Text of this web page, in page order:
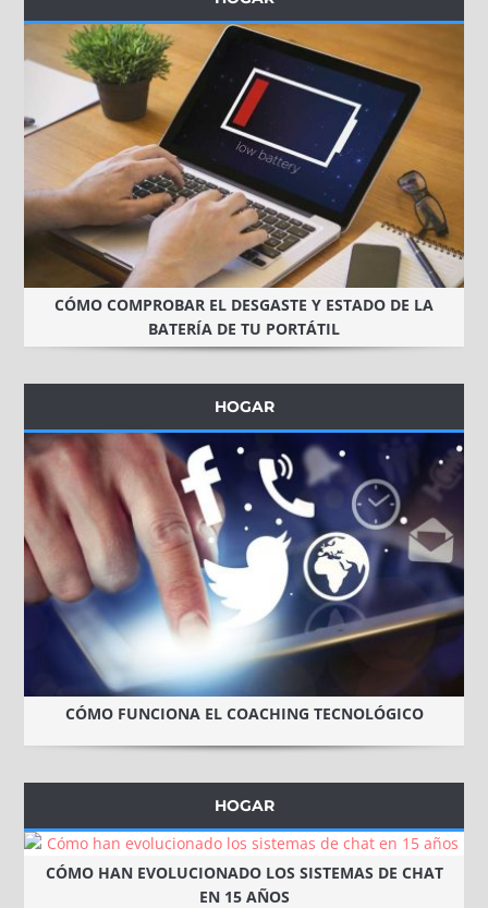
CÓMO COMPROBAR EL DESGASTE Y ESTADO DE LA
BATERÍA DE TU PORTÁTIL
HOGAR
CÓMO FUNCIONA EL COACHING TECNOLÓGICO
HOGAR
CÓMO HAN EVOLUCIONADO LOS SISTEMAS DE CHAT
EN 15 AÑOS